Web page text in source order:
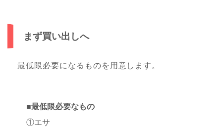
まず買い出しへ
最低限必要になるものを用意します。
■最低限必要なもの
①エサ